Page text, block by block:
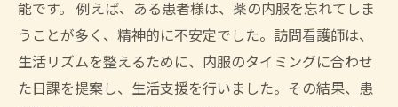
能です。 例えば、ある患者様は、薬の内服を忘れてしま
うことが多く、精神的に不安定でした。訪問看護師は、
生活リズムを整えるために、内服のタイミングに合わせ
た日課を提案し、生活支援を行いました。その結果、患